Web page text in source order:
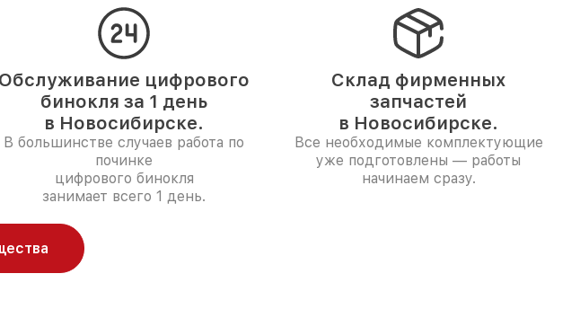
Обслуживание цифрового
бинокля за 1 день
в Новосибирске.
В большинстве случаев работа по
починке
цифрового бинокля
занимает всего 1 день.
Склад фирменных
запчастей
в Новосибирске.
Все необходимые комплектующие
уже подготовлены — работы
начинаем сразу.